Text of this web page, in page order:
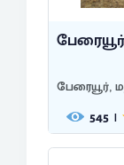
பேரையூர்,
545 |